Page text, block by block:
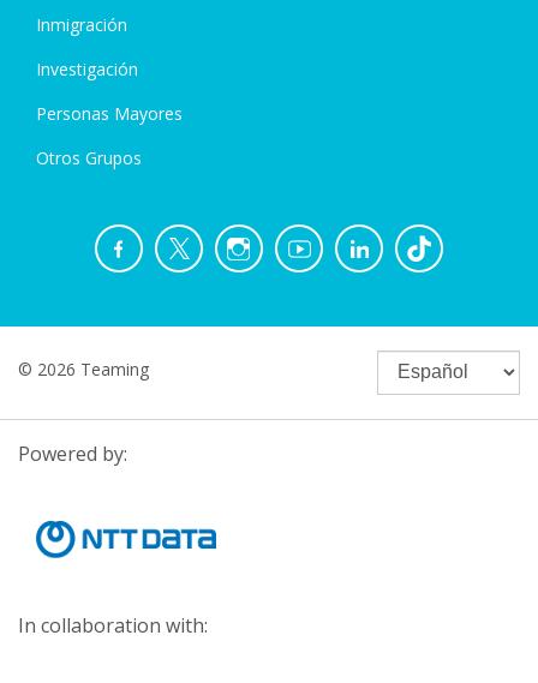
Inmigración
Investigación
Personas Mayores
Otros Grupos
© 2026 Teaming
Powered by:
In collaboration with: